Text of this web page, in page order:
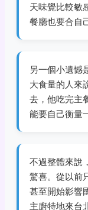
天味覺比較敏
餐廳也要合自
另一個小遺憾
大食量的人來
去，他吃完主
能要自己衡量
不過整體來說
驚喜。從以前
甚至開始影響
主廚特地來台